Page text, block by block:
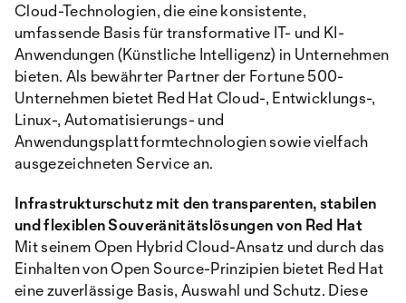
Cloud-Technologien, die eine konsistente,
umfassende Basis für transformative IT- und KI-
Anwendungen (Künstliche Intelligenz) in Unternehmen
bieten. Als bewährter Partner der Fortune 500-
Unternehmen bietet Red Hat Cloud-, Entwicklungs-,
Linux-, Automatisierungs- und
Anwendungsplattformtechnologien sowie vielfach
ausgezeichneten Service an.
Infrastrukturschutz mit den transparenten, stabilen
und flexiblen Souveränitätslösungen von Red Hat
Mit seinem Open Hybrid Cloud-Ansatz und durch das
Einhalten von Open Source-Prinzipien bietet Red Hat
eine zuverlässige Basis, Auswahl und Schutz. Diese